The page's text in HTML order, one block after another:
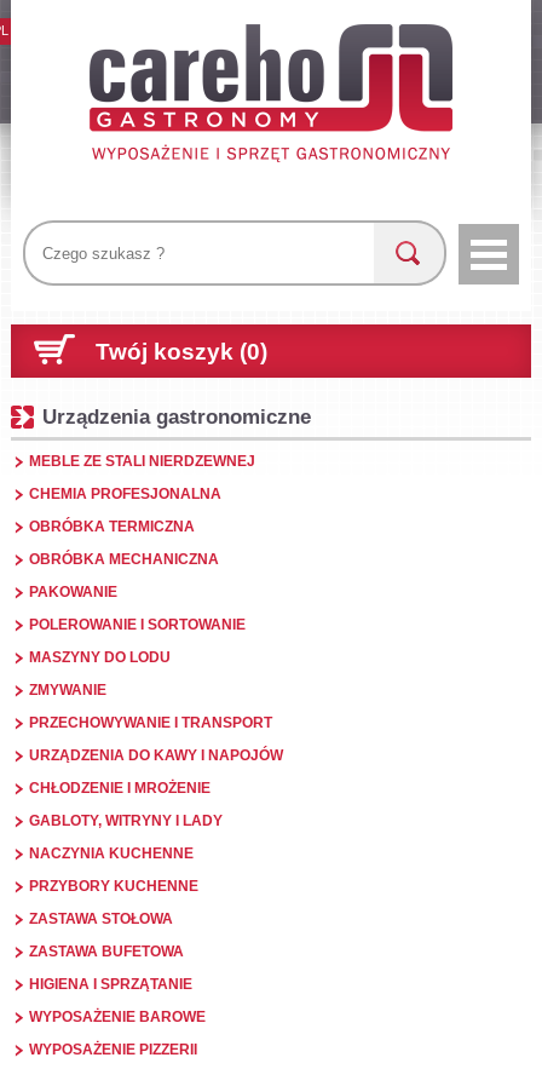
Twój koszyk (0)
Urządzenia gastronomiczne
MEBLE ZE STALI NIERDZEWNEJ
CHEMIA PROFESJONALNA
OBRÓBKA TERMICZNA
OBRÓBKA MECHANICZNA
PAKOWANIE
POLEROWANIE I SORTOWANIE
MASZYNY DO LODU
ZMYWANIE
PRZECHOWYWANIE I TRANSPORT
URZĄDZENIA DO KAWY I NAPOJÓW
CHŁODZENIE I MROŻENIE
GABLOTY, WITRYNY I LADY
NACZYNIA KUCHENNE
PRZYBORY KUCHENNE
ZASTAWA STOŁOWA
ZASTAWA BUFETOWA
HIGIENA I SPRZĄTANIE
WYPOSAŻENIE BAROWE
WYPOSAŻENIE PIZZERII